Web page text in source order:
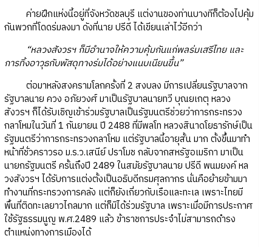
ค่ายฝึกแห่งนี้อยู่ที่จังหวัดชลบุรี แต่งานของท่านบางทีก็ต้องไปคุ้ม
กันพวกที่โดดร่มลงมา ดังที่นาย ปรีดี ได้เขียนเล่าไว้อีกว่า
“หลวงสังวรฯ ก็มีอำนาจให้ความคุ้มกันแก่พลร่มเสรีไทย และ
การทิ้งอาวุธกับพัสดุทางร่มได้อย่างแนบเนียนขึ้น”
ต่อมาหลังสงครามโลกครั้งที่ 2 สงบลง มีการเปลี่ยนรัฐบาลจาก
รัฐบาลนาย ควง อภัยวงศ์ มาเป็นรัฐบาลนายทวี บุณยเกตุ หลวง
สังวรฯ ก็ได้รับเชิญเข้าร่วมรัฐบาลเป็นรัฐมนตรีช่วยว่าการกระทรวง
กลาโหมในวันที่ 1 กันยายน ปี 2488 ที่มีพลโท หลวงสินาดโยธารักษ์เป็น
รัฐมนตรีว่าการกระทรวงกลาโหม แต่รัฐบาลนี้อายุสั้น มาก ตั้งขึ้นมาทำ
หน้าที่ชั่วคราวรอ ม.ร.ว.เสนีย์ ปราโมช กลับจากสหรัฐอเมริกา มาเป็น
นายกรัฐมนตรี ครั้นถึงปี 2489 ในสมัยรัฐบาลนาย ปรีดี พนมยงค์ หล
วงสังวรฯ ได้รับการแต่งตั้งเป็นอธิบดีกรมศุลกากร นั่นคือย้ายข้ามมา
ทำงานที่กระทรวงการคลัง แต่ก็ยังเกี่ยวกับเรือและทะเล เพราะไทยมี
พื้นที่ติดทะเลยาวไกลมาก แต่ก็มิได้ร่วมรัฐบาล เพราะเมื่อมีการประกาศ
ใช้รัฐธรรมนูญ พ.ศ.2489 แล้ว ข้าราชการประจำไม่สามารถดำรง
ตำแหน่งทางการเมืองได้